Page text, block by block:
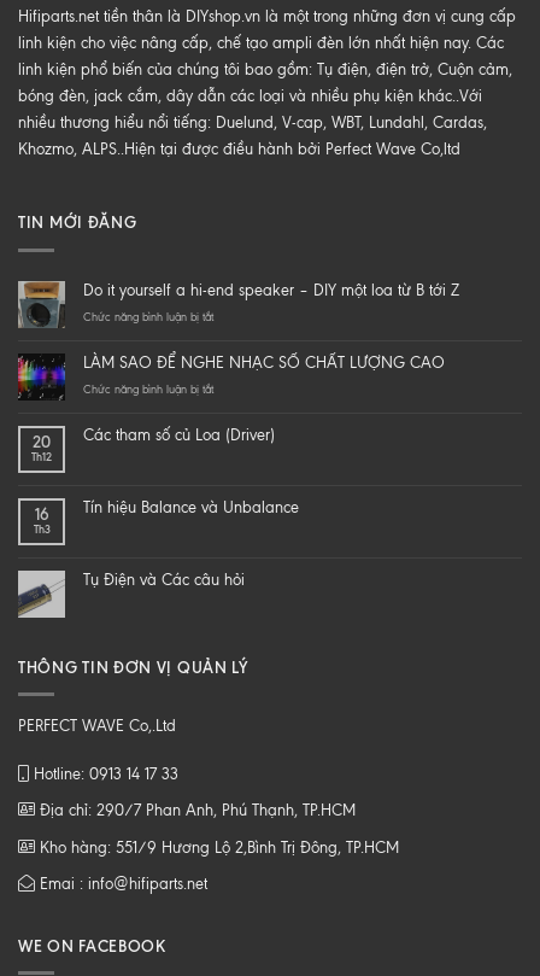
Hifiparts.net tiền thân là DIYshop.vn là một trong những đơn vị cung cấp
linh kiện cho việc nâng cấp, chế tạo ampli đèn lớn nhất hiện nay. Các
linh kiện phổ biến của chúng tôi bao gồm: Tụ điện, điện trở, Cuộn cảm,
bóng đèn, jack cắm, dây dẫn các loại và nhiều phụ kiện khác..Với
nhiều thương hiểu nổi tiếng: Duelund, V-cap, WBT, Lundahl, Cardas,
Khozmo, ALPS..Hiện tại được điều hành bởi Perfect Wave Co,ltd
TIN MỚI ĐĂNG
Do it yourself a hi-end speaker – DIY một loa từ B tới Z
Chức năng bình luận bị tắtở
yourself
a
speaker
loa
Z
LÀM SAO ĐỂ NGHE NHẠC SỐ CHẤT LƯỢNG CAO
Chức năng bình luận bị tắtở
ĐỂ
CHẤT
20
Th12
Các tham số củ Loa (Driver)
16
Th3
Tín hiệu Balance và Unbalance
Tụ Điện và Các câu hỏi
THÔNG TIN ĐƠN VỊ QUẢN LÝ
PERFECT WAVE Co,.Ltd
Hotline: 0913 14 17 33
Địa chỉ: 290/7 Phan Anh, Phú Thạnh, TP.HCM
Kho hàng: 551/9 Hương Lộ 2,Bình Trị Đông, TP.HCM
Emai : info@hifiparts.net
WE ON FACEBOOK